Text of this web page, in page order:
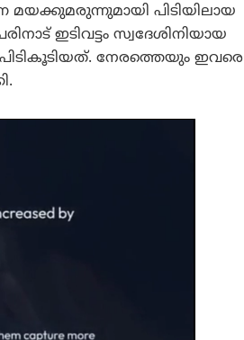
പിടിയിലായ
ഇടിവട്ടം സ്വദേശിനിയായ
നേരത്തെയും ഇവരെ